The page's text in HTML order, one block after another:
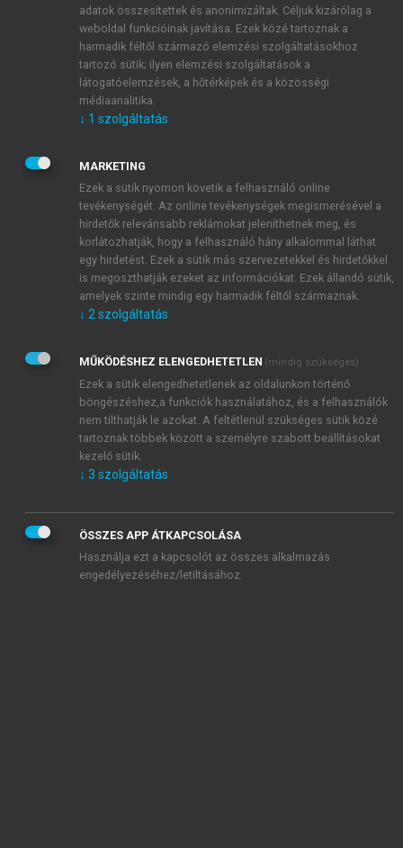
E-MAIL-CÍM
JELSZÓ
JELSZÓ ÚJRA
Kérek értesítést a MeRSZ újdonságairól, akcióiról.
Kérek értesítést az Akadémiai Kiadó Zrt. újdonságairól,
Adatkezelési tájékoztatóbanfoglaltakat tudomásul
veszem és elfogadom.
Általános vásárlási feltételeket, valamint a szotar.netés a
mersz.huoldalak licencszerződéseiben foglaltakat
tudomásul veszem és elfogadom.
KIPRÓBÁLOM
adatok összesítettek és anonimizáltak. Céljuk kizárólag a
weboldal funkcióinak javítása. Ezek közé tartoznak a
harmadik féltől származó elemzési szolgáltatásokhoz
tartozó sütik; ilyen elemzési szolgáltatások a
látogatóelemzések, a hőtérképek és a közösségi
médiaanalitika.
↓ 1 szolgáltatás
MARKETING
Ezek a sütik nyomon követik a felhasználó online
tevékenységét. Az online tevékenységek megismerésével a
hirdetők relevánsabb reklámokat jeleníthetnek meg, és
korlátozhatják, hogy a felhasználó hány alkalommal láthat
egy hirdetést. Ezek a sütik más szervezetekkel és hirdetőkkel
is megoszthatják ezeket az információkat. Ezek állandó sütik,
amelyek szinte mindig egy harmadik féltől származnak.
↓ 2 szolgáltatás
MŰKÖDÉSHEZ ELENGEDHETETLEN (mindig szükséges)
Ezek a sütik elengedhetetlenek az oldalunkon történő
böngészéshez,a funkciók használatához, és a felhasználók
nem tilthatják le azokat. A feltétlenül szükséges sütik közé
tartoznak többek között a személyre szabott beállításokat
kezelő sütik.
↓ 3 szolgáltatás
ÖSSZES APP ÁTKAPCSOLÁSA
Használja ezt a kapcsolót az összes alkalmazás
engedélyezéséhez/letiltásához.